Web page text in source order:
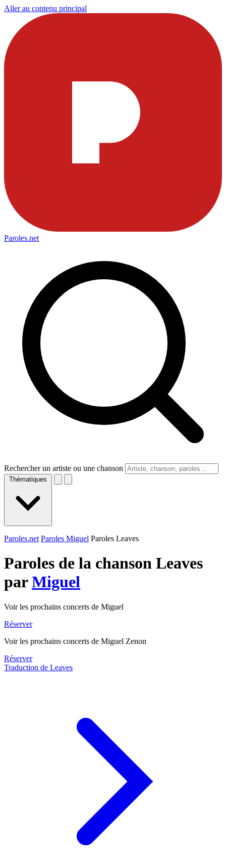
Aller au contenu principal
Paroles.net
Rechercher un artiste ou une chanson
Thématiques
Paroles.net Paroles Miguel Paroles Leaves
Paroles de la chanson Leaves
parMiguel
Voir les prochains concerts de Miguel
Réserver
Voir les prochains concerts de Miguel Zenon
Réserver
Traduction de Leaves